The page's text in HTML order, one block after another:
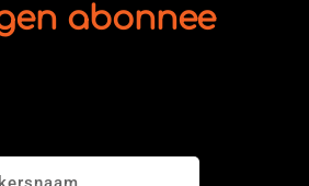
abonnee